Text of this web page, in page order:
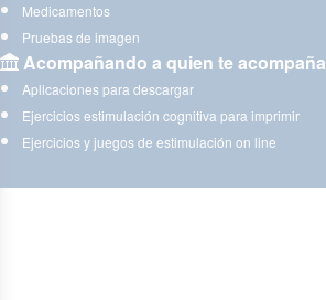
Medicamentos
Pruebas de imagen
Acompañando a quien te acompaña
Aplicaciones para descargar
Ejercicios estimulación cognitiva para imprimir
Ejercicios y juegos de estimulación on line